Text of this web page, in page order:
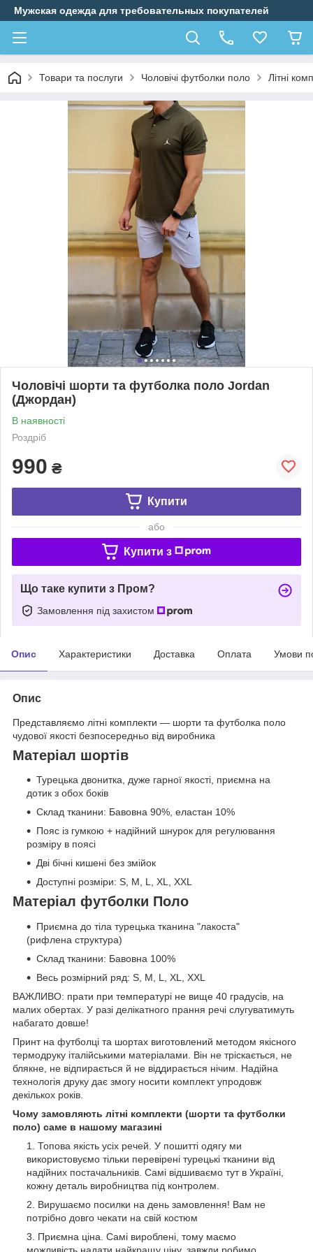
Мужская одежда для требовательных покупателей
Товари та послуги Чоловічі футболки поло Літні
Чоловічі шорти та футболка поло Jordan
(Джордан)
В наявності
Роздріб
990 ₴
Купити
або
Купити з
Що таке купити з Пром?
Замовлення під захистом
Опис Характеристики Доставка Оплата Умови
Опис
Представляємо літні комплекти — шорти та футболка поло
чудової якості безпосередньо від виробника
Матеріал шортів
Турецька двонитка, дуже гарної якості, приємна на
дотик з обох боків
Склад тканини: Бавовна 90%, еластан 10%
Пояс із гумкою + надійний шнурок для регулювання
розміру в поясі
Дві бічні кишені без змійок
Доступні розміри: S, M, L, XL, XXL
Матеріал футболки Поло
Приємна до тіла турецька тканина "лакоста"
(рифлена структура)
Склад тканини: Бавовна 100%
Весь розмірний ряд: S, M, L, XL, XXL
ВАЖЛИВО: прати при температурі не вище 40 градусів, на
малих обертах. У разі делікатного прання речі слугуватимуть
набагато довше!
Принт на футболці та шортах виготовлений методом якісного
термодруку італійськими матеріалами. Він не тріскається, не
блякне, не відпирається й не віддирається нічим. Надійна
технологія друку дає змогу носити комплект упродовж
декількох років.
Чому замовляють літні комплекти (шорти та футболки
поло) саме в нашому магазині
Топова якість усіх речей. У пошитті одягу ми
використовуємо тільки перевірені турецькі тканини від
надійних постачальників. Самі відшиваємо тут в Україні,
кожну деталь виробництва під контролем.
Вирушаємо посилки на день замовлення! Вам не
потрібно довго чекати на свій костюм
Приємна ціна. Самі вироблені, тому маємо